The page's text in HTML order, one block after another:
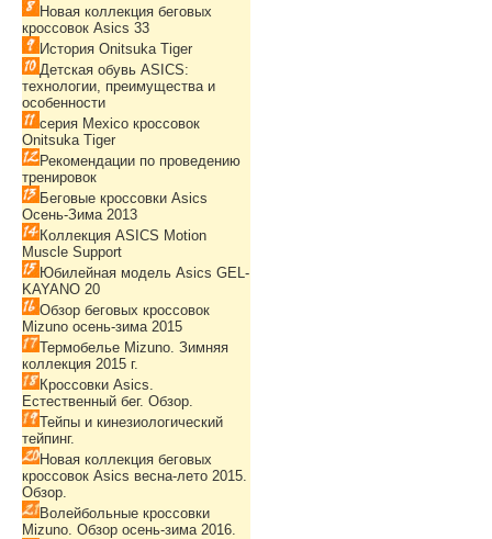
Новая коллекция беговых
кроссовок Asics 33
История Onitsuka Tiger
Детская обувь ASICS:
технологии, преимущества и
особенности
серия Mexico кроссовок
Onitsuka Tiger
Рекомендации по проведению
тренировок
Беговые кроссовки Asics
Осень-Зима 2013
Коллекция ASICS Motion
Muscle Support
Юбилейная модель Asics GEL-
KAYANO 20
Обзор беговых кроссовок
Mizuno осень-зима 2015
Термобелье Mizuno. Зимняя
коллекция 2015 г.
Кроссовки Asics.
Естественный бег. Обзор.
Тейпы и кинезиологический
тейпинг.
Новая коллекция беговых
кроссовок Asics весна-лето 2015.
Обзор.
Волейбольные кроссовки
Mizuno. Обзор осень-зима 2016.